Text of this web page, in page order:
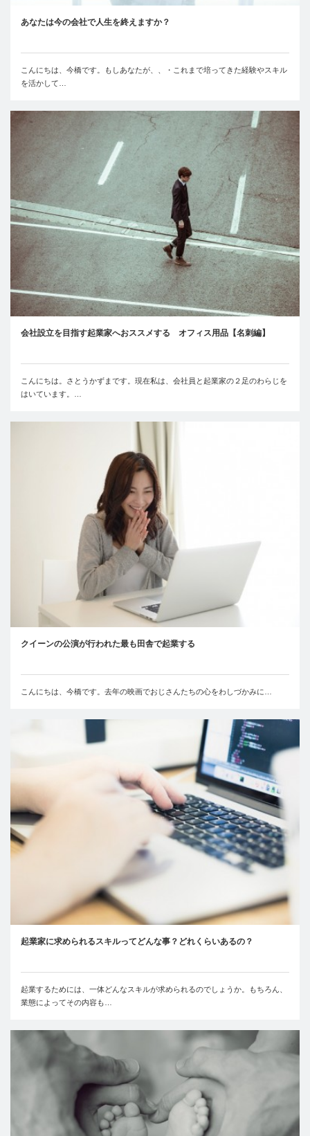
あなたは今の会社で人生を終えますか？
こんにちは、今橋です。もしあなたが、、・これまで培ってきた経験やスキル
を活かして…
会社設立を目指す起業家へおススメする オフィス用品【名刺編】
こんにちは。さとうかずまです。現在私は、会社員と起業家の２足のわらじを
はいています。…
クイーンの公演が行われた最も田舎で起業する
こんにちは、今橋です。去年の映画でおじさんたちの心をわしづかみに…
起業家に求められるスキルってどんな事？どれくらいあるの？
起業するためには、一体どんなスキルが求められるのでしょうか。もちろん、
業態によってその内容も…